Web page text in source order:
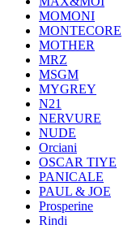
MOMONI
MONTECORE
MOTHER
MRZ
MSGM
MYGREY
N21
NERVURE
NUDE
Orciani
OSCAR TIYE
PANICALE
PAUL & JOE
Prosperine
Rindi